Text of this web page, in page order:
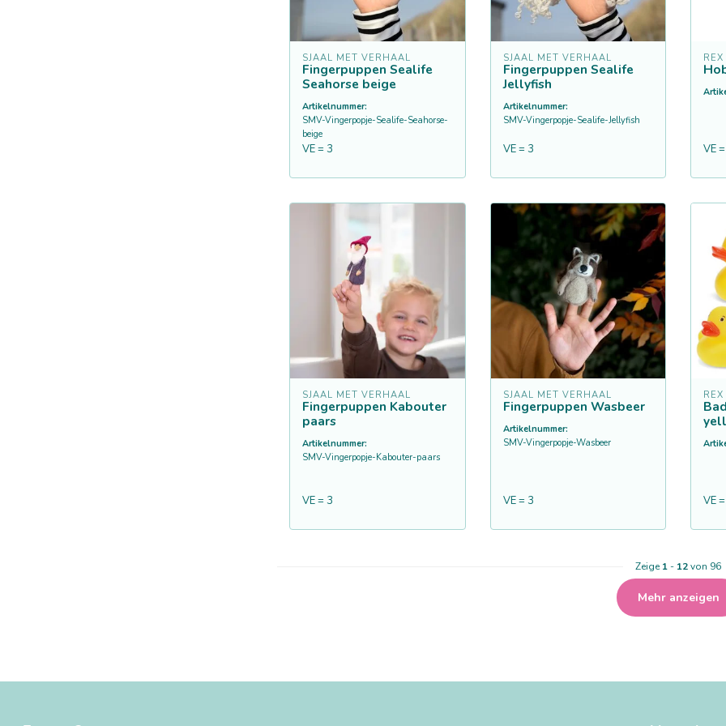
SJAAL MET VERHAAL
Fingerpuppen Sealife
Seahorse beige
Artikelnummer:
SMV-Vingerpopje-Sealife-Seahorse-
beige
VE = 3
SJAAL MET VERHAAL
Fingerpuppen Sealife
Jellyfish
Artikelnummer:
SMV-Vingerpopje-Sealife-Jellyfish
VE = 3 VE
SJAAL MET VERHAAL
Fingerpuppen Kabouter
paars
Artikelnummer:
SMV-Vingerpopje-Kabouter-paars
VE = 3
SJAAL MET VERHAAL
Fingerpuppen Wasbeer
Artikelnummer:
SMV-Vingerpopje-Wasbeer
VE = 3 VE
Zeige1- 12von 96
Mehr anzeigen